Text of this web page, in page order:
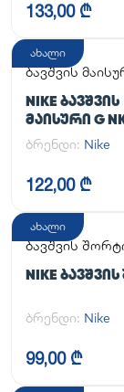
133,00 ₾
ახალი
ბავშვის
NIKE ᲑᲐᲕᲨᲕᲘᲡ
ᲛᲐᲘᲡᲣᲠᲘ G
ONE SS TOP
ბრენდი: Nike
122,00 ₾
ახალი
ბავშვის
NIKE
ბრენდი: Nike
99,00 ₾